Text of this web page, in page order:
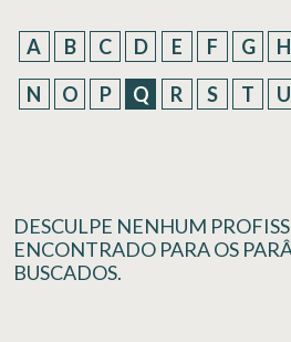
A B C D E F G H
N
O P Q R S T U
DESCULPE NENHUM
ENCONTRADO PARA OS
BUSCADOS.